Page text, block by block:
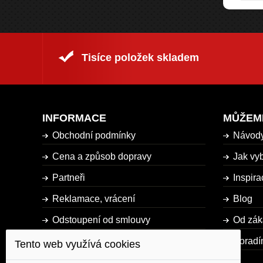
Tisíce položek skladem
INFORMACE
Obchodní podmínky
Cena a způsob dopravy
Partneři
Reklamace, vrácení
Odstoupení od smlouvy
Dostupnost zboží
Jak
Blog
Od
Tento web využívá cookies